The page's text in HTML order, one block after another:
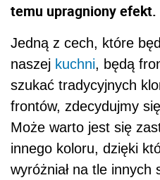
temu upragniony efekt.
Jedną z cech, które
naszej kuchni, będą
szukać tradycyjnych
frontów, zdecydujmy
Może warto jest się
innego koloru, dzięki
wyróżniał na tle innych